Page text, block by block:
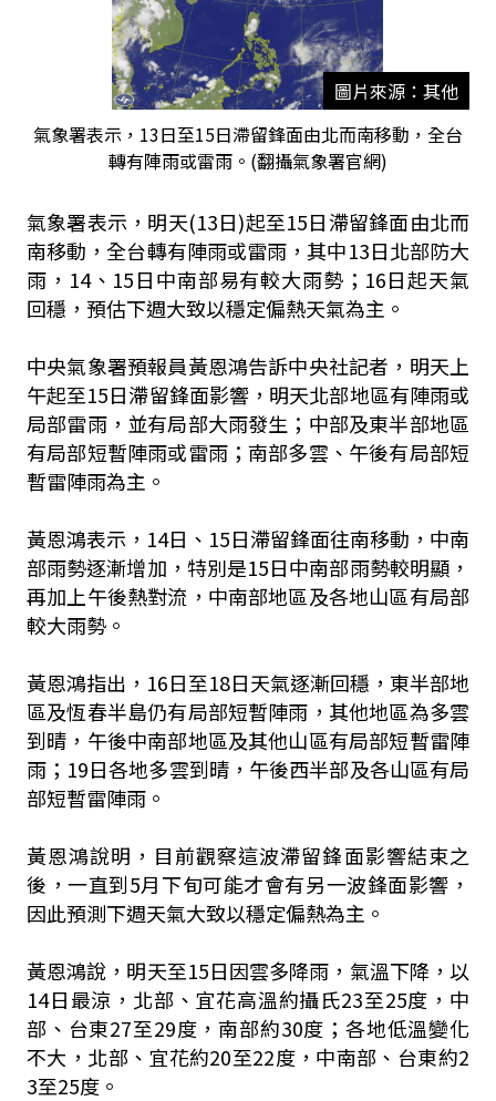
圖片來源：其他
氣象署表示，13日至15日滯留鋒面由北而南移動，全台
轉有陣雨或雷雨。(翻攝氣象署官網)
氣象署表示，明天(13日)起至15日滯留鋒面由北而
南移動，全台轉有陣雨或雷雨，其中13日北部防大
雨，14、15日中南部易有較大雨勢；16日起天氣
回穩，預估下週大致以穩定偏熱天氣為主。
中央氣象署預報員黃恩鴻告訴中央社記者，明天上
午起至15日滯留鋒面影響，明天北部地區有陣雨或
局部雷雨，並有局部大雨發生；中部及東半部地區
有局部短暫陣雨或雷雨；南部多雲、午後有局部短
暫雷陣雨為主。
黃恩鴻表示，14日、15日滯留鋒面往南移動，中南
部雨勢逐漸增加，特別是15日中南部雨勢較明顯，
再加上午後熱對流，中南部地區及各地山區有局部
較大雨勢。
黃恩鴻指出，16日至18日天氣逐漸回穩，東半部地
區及恆春半島仍有局部短暫陣雨，其他地區為多雲
到晴，午後中南部地區及其他山區有局部短暫雷陣
雨；19日各地多雲到晴，午後西半部及各山區有局
部短暫雷陣雨。
黃恩鴻說明，目前觀察這波滯留鋒面影響結束之
後，一直到5月下旬可能才會有另一波鋒面影響，
因此預測下週天氣大致以穩定偏熱為主。
黃恩鴻說，明天至15日因雲多降雨，氣溫下降，以
14日最涼，北部、宜花高溫約攝氏23至25度，中
部、台東27至29度，南部約30度；各地低溫變化
不大，北部、宜花約20至22度，中南部、台東約2
3至25度。